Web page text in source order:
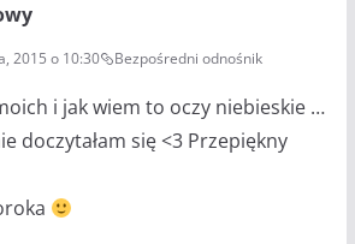
2015 o 10:30 Bezpośredni odnośnik
i jak wiem to oczy niebieskie …
doczytałam się <3 Przepiękny